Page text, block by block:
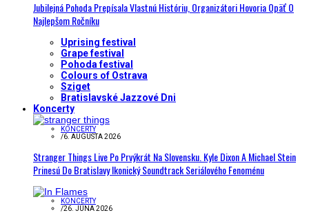
Jubilejná Pohoda Prepísala Vlastnú Históriu, Organizátori Hovoria Opäť O
Najlepšom Ročníku
Uprising festival
Grape festival
Pohoda festival
Colours of Ostrava
Sziget
Bratislavské Jazzové Dni
Koncerty
KONCERTY
/6. AUGUSTA 2026
Stranger Things Live Po Prvýkrát Na Slovensku. Kyle Dixon A Michael Stein
Prinesú Do Bratislavy Ikonický Soundtrack Seriálového Fenoménu
KONCERTY
/26. JÚNA 2026